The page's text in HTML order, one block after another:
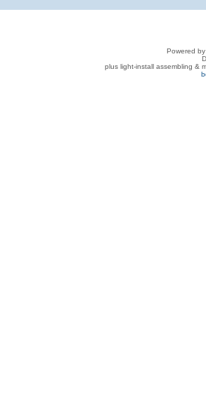
Powered by
plus light-install assembling &